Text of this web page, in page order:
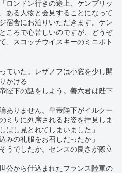
ンドン行きの途上、ケンブリッ
ある人物と会見することになって
宿舎にお泊りいただきます。ケン
ころで心苦しいのですが、どうぞ
、スコッチウイスキーのミニボト
ていた。レザノフは小窓を少し開
りかける――
陛下の話をしよう。善六君は陛下
ありません。皇帝陛下がイルクー
ミサに列席されるお姿を拝見しま
ばし見とれてしまいました」
みの礼服をお召しだったか」
うでしたか。センスの良さが際立
公から仕込まれたフランス陸軍の